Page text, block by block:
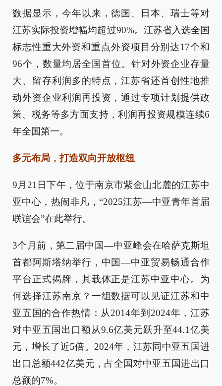
数据显示，今年以来，德国、日本、瑞士等对
江苏实际投资增幅均超过90%。江苏省入选全国
标志性重大外资和重点外资项目分别达17个和
96个，数量均居全国首位。针对外资企业存量
大、留存利润多的特点，江苏省还首创性地推
动外资企业利润再投资，通过专项计划提供政
策、税务等多方面支持，利润再投资规模连续6
年全国第一。
多元布局，打造双向开放枢纽
9月21日下午，位于南京市紫金山北麓的江苏中
亚中心，热闹非凡，“2025江苏—中亚青年首届
联谊会”在此举行。
3个月前，第二届中国—中亚峰会在哈萨克斯坦
首都阿斯塔纳举行，中国—中亚贸易畅通合作
平台正式揭牌，其载体正是江苏中亚中心。为
何选择江苏南京？一组数据可以见证江苏和中
亚五国的合作热情：从2014年到2024年，江苏
对中亚五国出口额从9.6亿美元跃升至44.1亿美
元，增长了近5倍。2024年，江苏同中亚五国进
出口总额442亿美元，占全国对中亚五国进出口
总额的7%。